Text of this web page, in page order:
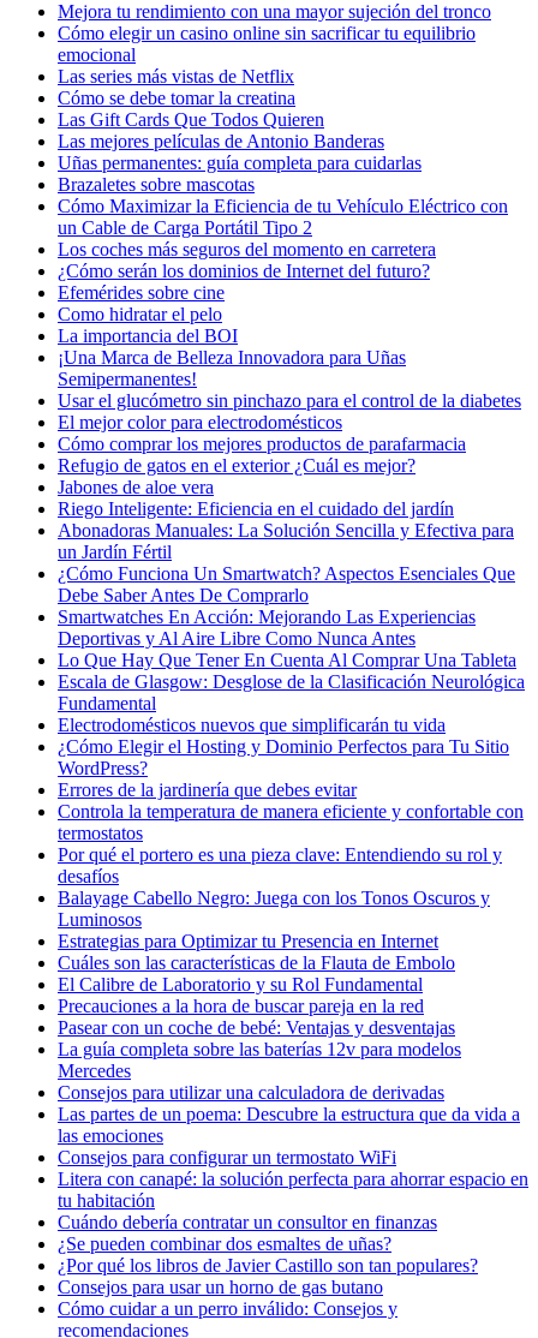
Mejora tu rendimiento con una mayor sujeción del tronco
Cómo elegir un casino online sin sacrificar tu equilibrio
emocional
Las series más vistas de Netflix
Cómo se debe tomar la creatina
Las Gift Cards Que Todos Quieren
Las mejores películas de Antonio Banderas
Uñas permanentes: guía completa para cuidarlas
Brazaletes sobre mascotas
Cómo Maximizar la Eficiencia de tu Vehículo Eléctrico con
un Cable de Carga Portátil Tipo 2
Los coches más seguros del momento en carretera
¿Cómo serán los dominios de Internet del futuro?
Efemérides sobre cine
Сomo hidratar el pelo
La importancia del BOI
¡Una Marca de Belleza Innovadora para Uñas
Semipermanentes!
Usar el glucómetro sin pinchazo para el control de la diabetes
El mejor color para electrodomésticos
Cómo comprar los mejores productos de parafarmacia
Refugio de gatos en el exterior ¿Cuál es mejor?
Jabones de aloe vera
Riego Inteligente: Eficiencia en el cuidado del jardín
Abonadoras Manuales: La Solución Sencilla y Efectiva para
un Jardín Fértil
¿Cómo Funciona Un Smartwatch? Aspectos Esenciales Que
Debe Saber Antes De Comprarlo
Smartwatches En Acción: Mejorando Las Experiencias
Deportivas y Al Aire Libre Como Nunca Antes
Lo Que Hay Que Tener En Cuenta Al Comprar Una Tableta
Escala de Glasgow: Desglose de la Clasificación Neurológica
Fundamental
Electrodomésticos nuevos que simplificarán tu vida
¿Cómo Elegir el Hosting y Dominio Perfectos para Tu Sitio
WordPress?
Errores de la jardinería que debes evitar
Controla la temperatura de manera eficiente y confortable con
termostatos
Por qué el portero es una pieza clave: Entendiendo su rol y
desafíos
Balayage Cabello Negro: Juega con los Tonos Oscuros y
Luminosos
Estrategias para Optimizar tu Presencia en Internet
Cuáles son las características de la Flauta de Embolo
El Calibre de Laboratorio y su Rol Fundamental
Precauciones a la hora de buscar pareja en la red
Pasear con un coche de bebé: Ventajas y desventajas
La guía completa sobre las baterías 12v para modelos
Mercedes
Consejos para utilizar una calculadora de derivadas
Las partes de un poema: Descubre la estructura que da vida a
las emociones
Consejos para configurar un termostato WiFi
Litera con canapé: la solución perfecta para ahorrar espacio en
tu habitación
Cuándo debería contratar un consultor en finanzas
¿Se pueden combinar dos esmaltes de uñas?
¿Por qué los libros de Javier Castillo son tan populares?
Consejos para usar un horno de gas butano
Cómo cuidar a un perro inválido: Consejos y
recomendaciones